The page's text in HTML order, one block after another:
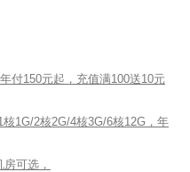
付150元起，充值满100送10元
1G/2核2G/4核3G/6核12G，年
可选，